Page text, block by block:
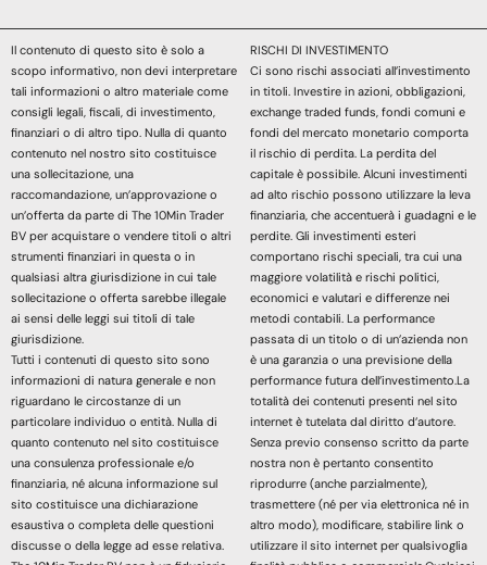
Il contenuto di questo sito è solo a
scopo informativo, non devi interpretare
tali informazioni o altro materiale come
consigli legali, fiscali, di investimento,
finanziari o di altro tipo. Nulla di quanto
contenuto nel nostro sito costituisce
una sollecitazione, una
raccomandazione, un’approvazione o
un’offerta da parte di The 10Min Trader
BV per acquistare o vendere titoli o altri
strumenti finanziari in questa o in
qualsiasi altra giurisdizione in cui tale
sollecitazione o offerta sarebbe illegale
ai sensi delle leggi sui titoli di tale
giurisdizione.
Tutti i contenuti di questo sito sono
informazioni di natura generale e non
riguardano le circostanze di un
particolare individuo o entità. Nulla di
quanto contenuto nel sito costituisce
una consulenza professionale e/o
finanziaria, né alcuna informazione sul
sito costituisce una dichiarazione
esaustiva o completa delle questioni
discusse o della legge ad esse relativa.
RISCHI DI INVESTIMENTO
Ci sono rischi associati all’investimento
in titoli. Investire in azioni, obbligazioni,
exchange traded funds, fondi comuni e
fondi del mercato monetario comporta
il rischio di perdita. La perdita del
capitale è possibile. Alcuni investimenti
ad alto rischio possono utilizzare la leva
finanziaria, che accentuerà i guadagni e le
perdite. Gli investimenti esteri
comportano rischi speciali, tra cui una
maggiore volatilità e rischi politici,
economici e valutari e differenze nei
metodi contabili. La performance
passata di un titolo o di un’azienda non
è una garanzia o una previsione della
performance futura dell’investimento.La
totalità dei contenuti presenti nel sito
internet è tutelata dal diritto d’autore.
Senza previo consenso scritto da parte
nostra non è pertanto consentito
riprodurre (anche parzialmente),
trasmettere (né per via elettronica né in
altro modo), modificare, stabilire link o
utilizzare il sito internet per qualsivoglia